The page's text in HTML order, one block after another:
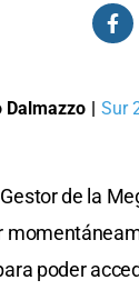
Dalmazzo | Sur
de la
poder